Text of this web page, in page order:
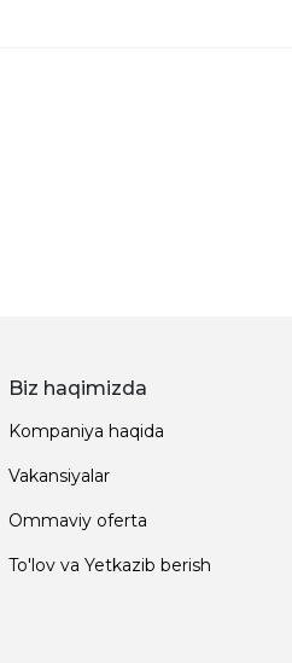
Biz haqimizda
Kompaniya haqida
Vakansiyalar
Ommaviy oferta
To'lov va Yetkazib berish